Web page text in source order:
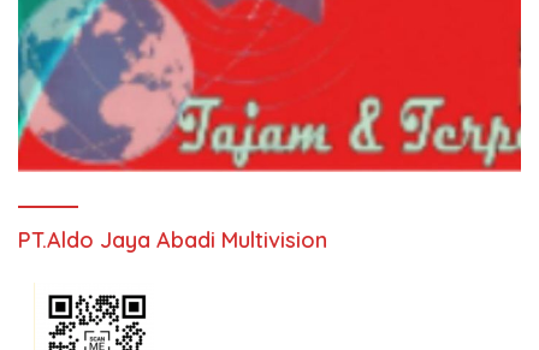
PT.Aldo Jaya Abadi Multivision